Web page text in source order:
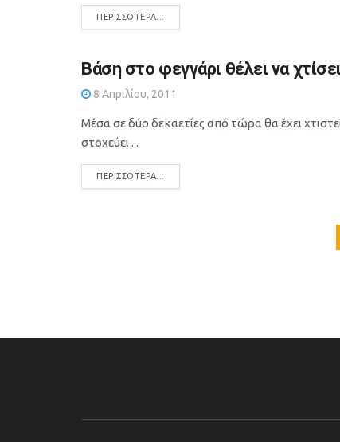
ΠΕΡΙΣΣΌΤΕΡΑ...
Βάση στο φεγγάρι θέλει να
8 Απριλίου, 2011
Μέσα σε δύο δεκαετίες από τώρα θα έχει
στοχεύει ...
ΠΕΡΙΣΣΌΤΕΡΑ...